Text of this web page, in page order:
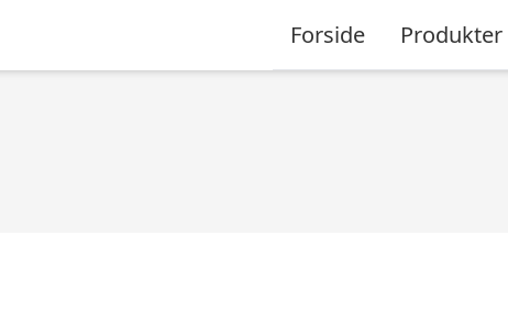
Forside Produkter